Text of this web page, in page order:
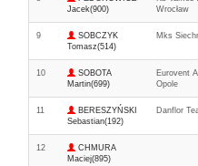
Jacek(900)
Wrocław
9
SOBCZYK
Tomasz(514)
Mks
10
SOBOTA
Martin(699)
Eurovent
Opole
11
BERESZYŃSKI
Sebastian(192)
Danflor
12
CHMURA
Maciej(895)